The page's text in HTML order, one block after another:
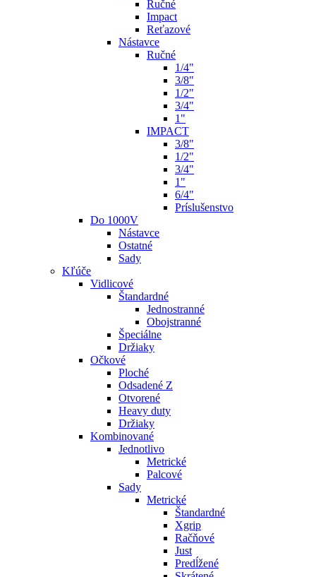
Ručné
Impact
Reťazové
Nástavce
Ručné
1/4"
3/8"
1/2"
3/4"
1"
IMPACT
3/8"
1/2"
3/4"
1"
6/4"
Príslušenstvo
Do 1000V
Nástavce
Ostatné
Sady
Kľúče
Vidlicové
Štandardné
Jednostranné
Obojstranné
Špeciálne
Držiaky
Očkové
Ploché
Odsadené Z
Otvorené
Heavy duty
Držiaky
Kombinované
Jednotlivo
Metrické
Palcové
Sady
Metrické
Štandardné
Xgrip
Račňové
Just
Predĺžené